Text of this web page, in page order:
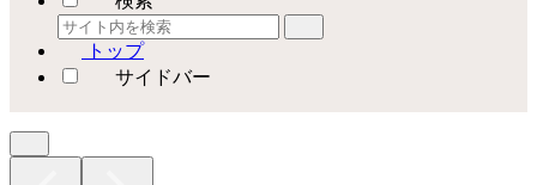
トップ
サイドバー